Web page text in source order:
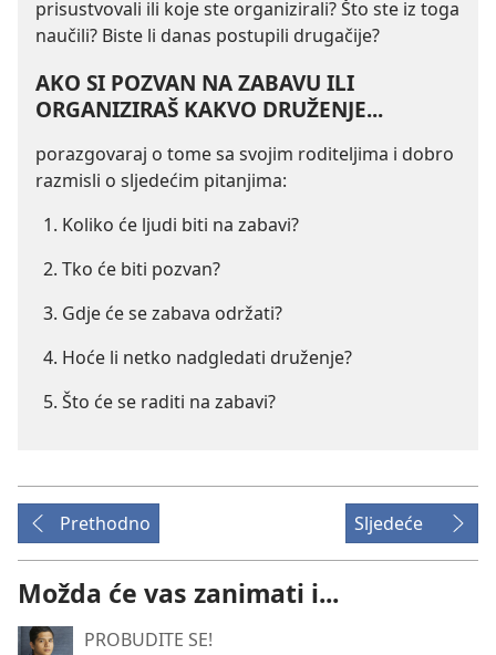
prisustvovali ili koje ste organizirali? Što ste iz toga
naučili? Biste li danas postupili drugačije?
AKO SI POZVAN NA ZABAVU ILI
ORGANIZIRAŠ KAKVO DRUŽENJE...
porazgovaraj o tome sa svojim roditeljima i dobro
razmisli o sljedećim pitanjima:
Koliko će ljudi biti na zabavi?
Tko će biti pozvan?
Gdje će se zabava održati?
Hoće li netko nadgledati druženje?
Što će se raditi na zabavi?
Prethodno Sljedeće
Možda će vas zanimati i...
PROBUDITE SE!